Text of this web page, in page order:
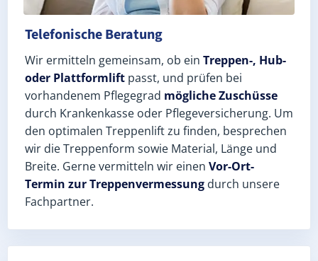
Telefonische Beratung
Wir ermitteln gemeinsam, ob ein Treppen-, Hub-
oder Plattformlift passt, und prüfen bei
vorhandenem Pflegegrad mögliche Zuschüsse
durch Krankenkasse oder Pflegeversicherung. Um
den optimalen Treppenlift zu finden, besprechen
wir die Treppenform sowie Material, Länge und
Breite. Gerne vermitteln wir einen Vor-Ort-
Termin zur Treppenvermessung durch unsere
Fachpartner.